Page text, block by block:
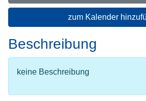
zum Kalender
Beschreibung
keine Beschreibung